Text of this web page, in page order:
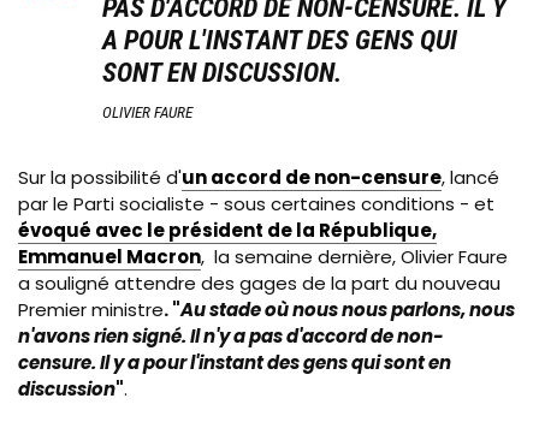
PAS D'ACCORD DE NON-CENSURE. IL Y
A POUR L'INSTANT DES GENS QUI
SONT EN DISCUSSION.
OLIVIER FAURE
Sur la possibilité d'un accord de non-censure, lancé
par le Parti socialiste - sous certaines conditions - et
évoqué avec le président de la République,
Emmanuel Macron, la semaine dernière, Olivier Faure
a souligné attendre des gages de la part du nouveau
Premier ministre. "Au stade où nous nous parlons, nous
n'avons rien signé. Il n'y a pas d'accord de non-
censure. Il y a pour l'instant des gens qui sont en
discussion".